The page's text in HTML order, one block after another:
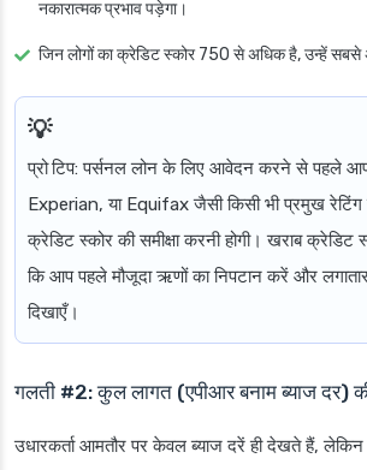
नकारात्मक प्रभाव पड़ेगा।
जिन लोगों का क्रेडिट स्कोर 750 से अधिक है, उन्हें सबसे
प्रो टिप: पर्सनल लोन के लिए आवेदन करने से पहले
Experian, या Equifax जैसी किसी भी प्रमुख
क्रेडिट स्कोर की समीक्षा करनी होगी। खराब
कि आप पहले मौजूदा ऋणों का निपटान करें और
दिखाएँ।
गलती #2: कुल लागत (एपीआर बनाम ब्याज दर)
उधारकर्ता आमतौर पर केवल ब्याज दरें ही देखते हैं, लेकिन